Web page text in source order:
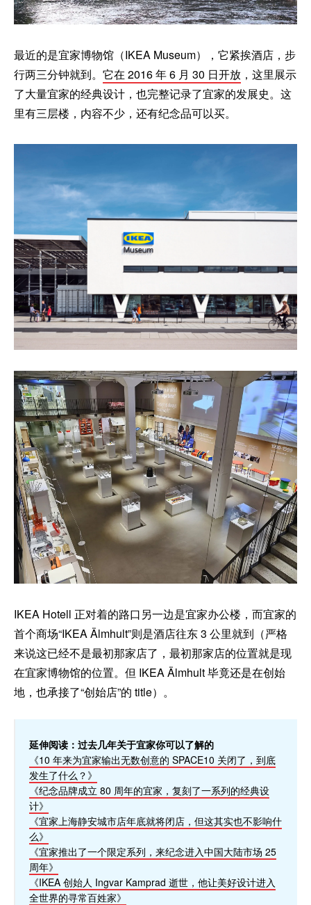
最近的是宜家博物馆（IKEA Museum），它紧挨酒店，步
行两三分钟就到。 它在 2016 年 6 月 30 日开放 ，这里展示
了大量宜家的经典设计，也完整记录了宜家的发展史。这
里有三层楼，内容不少，还有纪念品可以买。
IKEA Hotell 正对着的路口另一边是宜家办公楼，而宜家的
首个商场“IKEA Älmhult”则是酒店往东 3 公里就到（严格
来说这已经不是最初那家店了，最初那家店的位置就是现
在宜家博物馆的位置。但 IKEA Älmhult 毕竟还是在创始
地，也承接了“创始店”的 title）。
延伸阅读：过去几年关于宜家你可以了解的
《10 年来为宜家输出无数创意的 SPACE10 关闭了，到底
发生了什么？》
《纪念品牌成立 80 周年的宜家，复刻了一系列的经典设
计》
《宜家上海静安城市店年底就将闭店，但这其实也不影响什
么》
《宜家推出了一个限定系列，来纪念进入中国大陆市场 25
周年》
《IKEA 创始人 Ingvar Kamprad 逝世，他让美好设计进入
全世界的寻常百姓家》